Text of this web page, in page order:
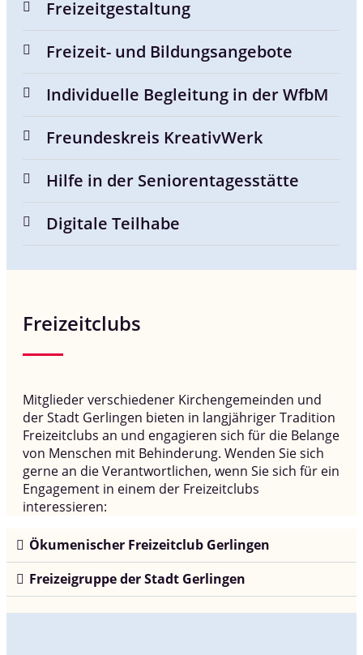
Freizeitgestaltung
Freizeit- und Bildungsangebote
Individuelle Begleitung in der WfbM
Freundeskreis KreativWerk
Hilfe in der Seniorentagesstätte
Digitale Teilhabe
Freizeitclubs
Mitglieder verschiedener Kirchengemeinden und
der Stadt Gerlingen bieten in langjähriger Tradition
Freizeitclubs an und engagieren sich für die Belange
von Menschen mit Behinderung. Wenden Sie sich
gerne an die Verantwortlichen, wenn Sie sich für ein
Engagement in einem der Freizeitclubs
interessieren:
Ökumenischer Freizeitclub Gerlingen
Freizeigruppe der Stadt Gerlingen